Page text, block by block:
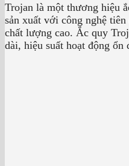
Trojan là một thương hiệu
sản xuất với công nghệ
chất lượng cao. Ắc quy
dài, hiệu suất hoạt động ổn